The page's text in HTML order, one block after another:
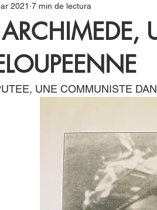
HAITÍ SANTA LUCÍA
RED CONTINENTAL MEXICO
LATINOAMERIC GRANADA
Islas del Caribe
2021 7 min de lectura
UNE COMMUNISTE